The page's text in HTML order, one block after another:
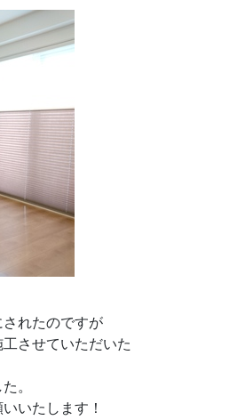
れたのですが
させていただいた
。
いたします！